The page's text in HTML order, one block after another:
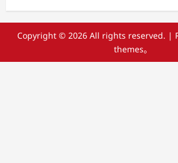
Copyright © 2026 All rights reserved. |
themes。